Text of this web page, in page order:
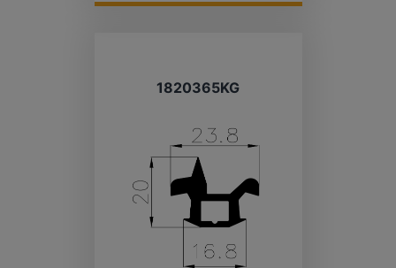
1820365KG